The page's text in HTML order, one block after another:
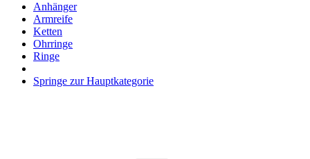
Anhänger
Armreife
Ketten
Ohrringe
Ringe
Springe zur Hauptkategorie